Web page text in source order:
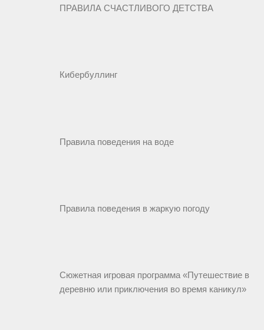
ПРАВИЛА СЧАСТЛИВОГО ДЕТСТВА
Кибербуллинг
Правила поведения на воде
Правила поведения в жаркую погоду
Сюжетная игровая программа «Путешествие в
деревню или приключения во время каникул»